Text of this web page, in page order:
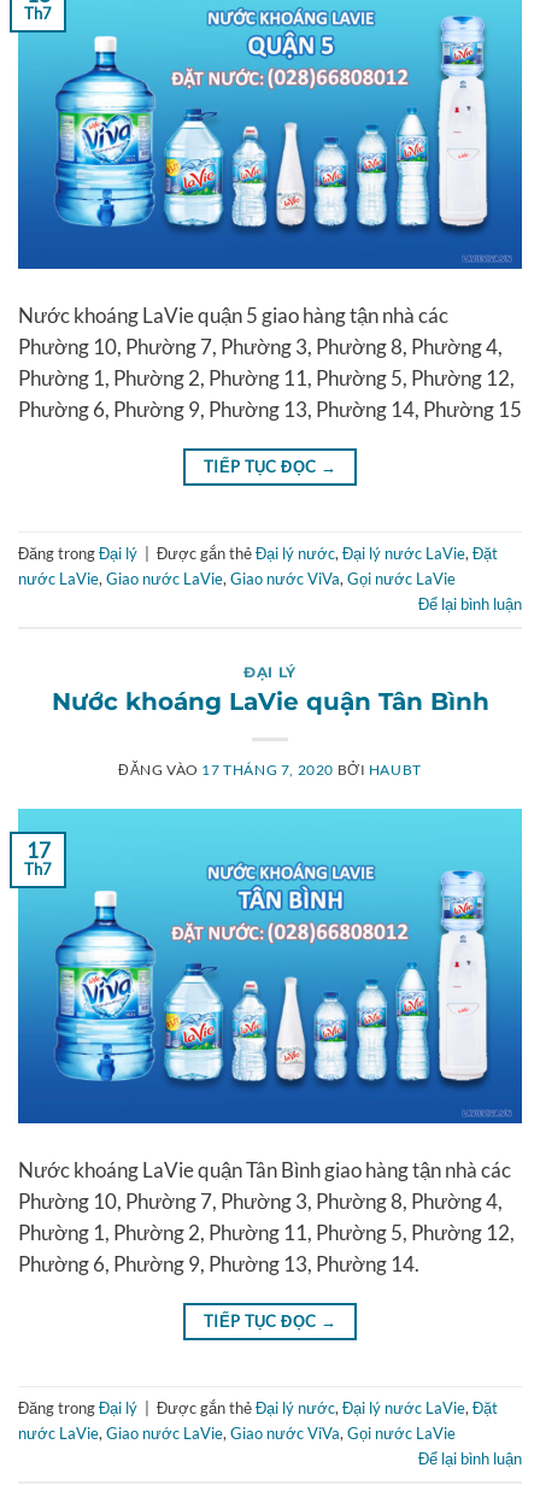
Th7
Nước khoáng LaVie quận 5 giao hàng tận nhà các
Phường 10, Phường 7, Phường 3, Phường 8, Phường 4,
Phường 1, Phường 2, Phường 11, Phường 5, Phường 12,
Phường 6, Phường 9, Phường 13, Phường 14, Phường 15
TIẾP TỤC ĐỌC →
Đăng trongĐại lý | Được gắn thẻĐại lý nước, Đại lý nước LaVie, Đặt
nước LaVie, Giao nước LaVie, Giao nước ViVa, Gọi nước LaVie
Để lại bình luận
ĐẠI LÝ
Nước khoáng LaVie quận Tân Bình
ĐĂNG VÀO 17 THÁNG 7, 2020 BỞI HAUBT
17
Th7
Nước khoáng LaVie quận Tân Bình giao hàng tận nhà các
Phường 10, Phường 7, Phường 3, Phường 8, Phường 4,
Phường 1, Phường 2, Phường 11, Phường 5, Phường 12,
Phường 6, Phường 9, Phường 13, Phường 14.
TIẾP TỤC ĐỌC →
Đăng trongĐại lý | Được gắn thẻĐại lý nước, Đại lý nước LaVie, Đặt
nước LaVie, Giao nước LaVie, Giao nước ViVa, Gọi nước LaVie
Để lại bình luận